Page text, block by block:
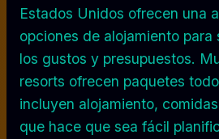
Estados Unidos ofrecen una
opciones de alojamiento
los gustos y presupuestos.
resorts ofrecen paquetes
incluyen alojamiento,
que hace que sea fácil